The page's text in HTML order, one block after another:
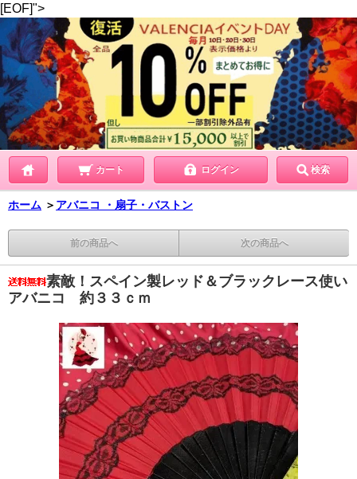
[EOF]">
カート ログイン 検索
ホーム ＞ アバニコ ・扇子・バストン
前の商品へ 次の商品へ
素敵！スペイン製レッド＆ブラックレース使い
アバニコ 約３３ｃｍ